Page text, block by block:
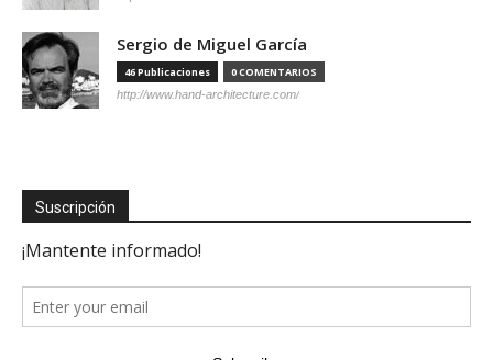
Sergio de Miguel García
46 Publicaciones 0 COMENTARIOS
http://www.hand-architecture.com/
Suscripción